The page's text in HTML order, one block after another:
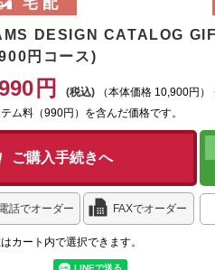
DESIGN CATALOG
円コース)
円 （本体価格 10,900円）
ム料（990円）を含んだ価格です。
ご購入手続きへ
電話でオーダー FAXでオーダー
カート内で選択できます。